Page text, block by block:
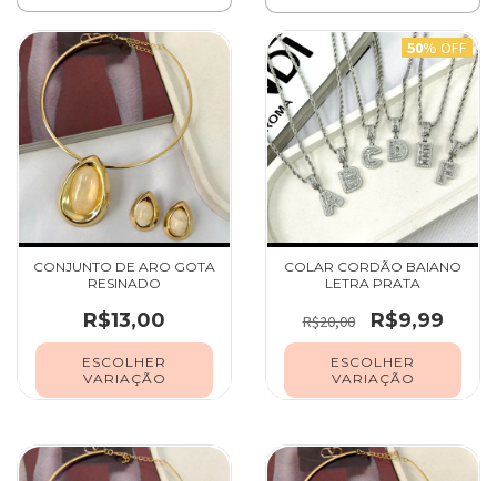
CONJUNTO DE ARO GOTA
RESINADO
R$13,00
ESCOLHER
VARIAÇÃO
50% OFF
COLAR CORDÃO BAIANO
LETRA PRATA
R$20,00 R$9,99
ESCOLHER
VARIAÇÃO